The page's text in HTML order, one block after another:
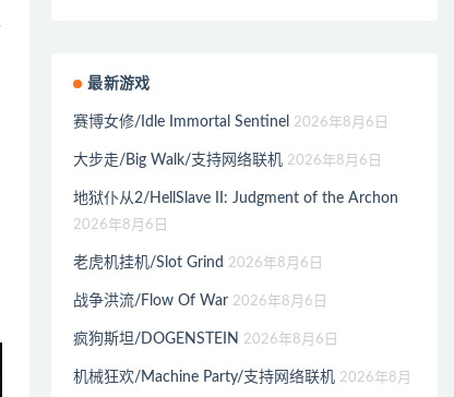
最新游戏
赛博女修/Idle Immortal Sentinel 2026年8月6日
大步走/Big Walk/支持网络联机 2026年8月6日
地狱仆从2/HellSlave II: Judgment of the Archon
2026年8月6日
老虎机挂机/Slot Grind 2026年8月6日
战争洪流/Flow Of War 2026年8月6日
疯狗斯坦/DOGENSTEIN 2026年8月6日
机械狂欢/Machine Party/支持网络联机 2026年8月